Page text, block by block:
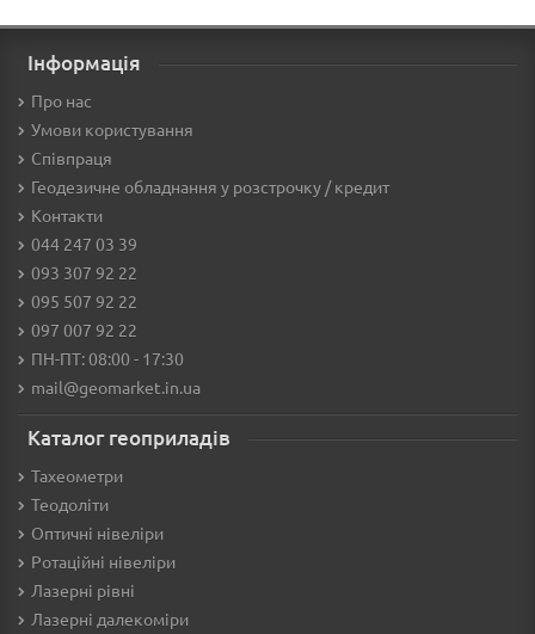
Інформація
Про нас
Умови користування
Співпраця
Геодезичне обладнання у розстрочку / кредит
Контакти
044 247 03 39
093 307 92 22
095 507 92 22
097 007 92 22
ПН-ПТ: 08:00 - 17:30
mail@geomarket.in.ua
Каталог геоприладів
Тахеометри
Теодоліти
Оптичні нівеліри
Ротаційні нівеліри
Лазерні рівні
Лазерні далекоміри